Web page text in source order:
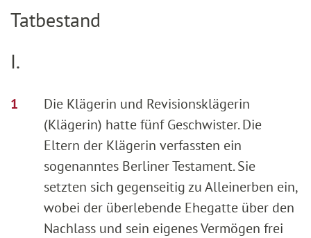
Tatbestand
I.
Die Klägerin und Revisionsklägerin
(Klägerin) hatte fünf Geschwister. Die
Eltern der Klägerin verfassten ein
sogenanntes Berliner Testament. Sie
setzten sich gegenseitig zu Alleinerben ein,
wobei der überlebende Ehegatte über den
Nachlass und sein eigenes Vermögen frei